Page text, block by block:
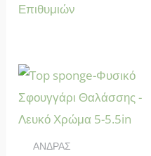
Επιθυμιών
ΑΝΔΡΑΣ